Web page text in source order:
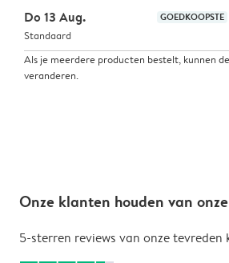
Do 13 Aug.
GOEDKOOPSTE
Standaard
Als je meerdere producten bestelt, kunnen
veranderen.
Onze klanten houden van
5-sterren reviews van onze tevreden